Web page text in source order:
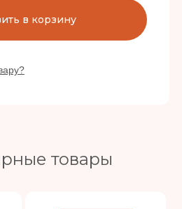
в корзину
товары